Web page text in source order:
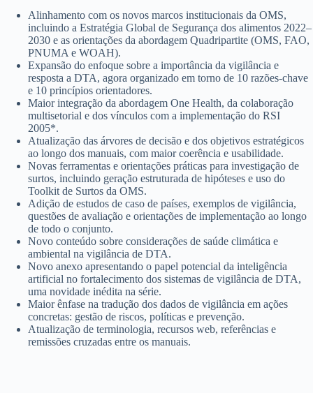
Alinhamento com os novos marcos institucionais da OMS,
incluindo a Estratégia Global de Segurança dos alimentos 2022–
2030 e as orientações da abordagem Quadripartite (OMS, FAO,
PNUMA e WOAH).
Expansão do enfoque sobre a importância da vigilância e
resposta a DTA, agora organizado em torno de 10 razões-chave
e 10 princípios orientadores.
Maior integração da abordagem One Health, da colaboração
multisetorial e dos vínculos com a implementação do RSI
2005*.
Atualização das árvores de decisão e dos objetivos estratégicos
ao longo dos manuais, com maior coerência e usabilidade.
Novas ferramentas e orientações práticas para investigação de
surtos, incluindo geração estruturada de hipóteses e uso do
Toolkit de Surtos da OMS.
Adição de estudos de caso de países, exemplos de vigilância,
questões de avaliação e orientações de implementação ao longo
de todo o conjunto.
Novo conteúdo sobre considerações de saúde climática e
ambiental na vigilância de DTA.
Novo anexo apresentando o papel potencial da inteligência
artificial no fortalecimento dos sistemas de vigilância de DTA,
uma novidade inédita na série.
Maior ênfase na tradução dos dados de vigilância em ações
concretas: gestão de riscos, políticas e prevenção.
Atualização de terminologia, recursos web, referências e
remissões cruzadas entre os manuais.